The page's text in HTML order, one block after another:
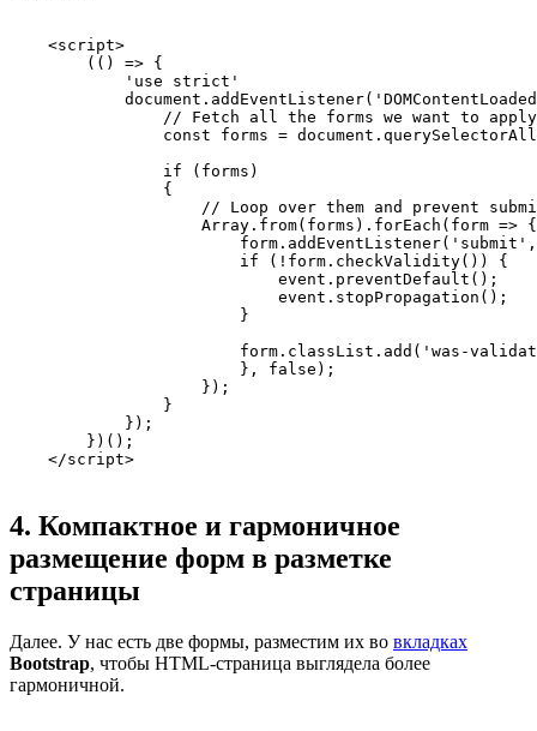
    <script>
        (() => {
            'use strict'
// Fetch all the forms we want to
const forms =
                if (forms)
                {
// Loop over them and prevent
                    Array.from(forms).forEach(form => {
                        if (!form.checkValidity()) {
                            event.preventDefault();
                            event.stopPropagation();
                        }
form.classList.add('was-
                        }, false);
                    });
                }
            });
        })();
    </script>
4. Компактное и гармоничное
размещение форм в разметке
страницы
Далее. У нас есть две формы, разместим их во вкладках
Bootstrap, чтобы HTML-страница выглядела более
гармоничной.